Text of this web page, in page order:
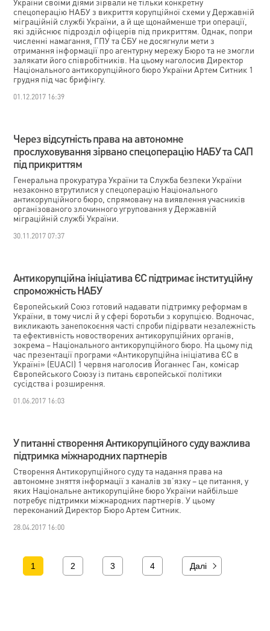
спецоперацію НАБУ з викриття корупційної схеми у Державній
міграційній службі України, а й ще щонайменше три операції,
які здійснює підрозділ офіцерів під прикриттям. Однак, попри
численні намагання, ГПУ та СБУ не досягнули мети з
отримання інформації про агентурну мережу Бюро та не змогли
залякати його співробітників. На цьому наголосив Директор
Національного антикорупційного бюро України Артем Ситник 1
грудня під час брифінгу.
01.12.2017 16:39
Через відсутність права на автономне
прослуховування зірвано спецоперацію НАБУ та САП
під прикриттям
Генеральна прокуратура України та Служба безпеки України
незаконно втрутилися у спецоперацію Національного
антикорупційного бюро, спрямовану на виявлення учасників
організованого злочинного угруповання у Державній
міграційній службі України.
30.11.2017 07:37
Антикорупційна ініціатива ЄС підтримає інституційну
спроможність НАБУ
Європейський Союз готовий надавати підтримку реформам в
України, в тому числі й у сфері боротьби з корупцією. Водночас,
викликають занепокоєння часті спроби підірвати незалежність
та ефективність новостворених антикорупційних органів,
зокрема – Національного антикорупційного бюро. На цьому під
час презентації програми «Антикорупційна ініціатива ЄС в
Україні» (EUACI) 1 червня наголосив Йоганнес Ган, комісар
Європейського Союзу із питань європейської політики
сусідства і розширення.
01.06.2017 16:03
У питанні створення Антикорупційного суду важлива
підтримка міжнародних партнерів
Створення Антикорупційного суду та надання права на
автономне зняття інформації з каналів зв’язку – це питання, у
яких Національне антикорупційне бюро України найбільше
потребує підтримки міжнародних партнерів. У цьому
переконаний Директор Бюро Артем Ситник.
28.04.2017 16:00
1 2 3 4 Далі